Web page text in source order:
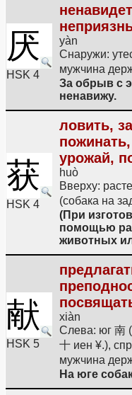
厌
HSK 4
yàn
Снаружи:
мужчина
За обрыв с
ненавижу.
获
HSK 4
ловить,
урожай,
huò
Вверху:
(собака на
(При
помощью
животных
献
HSK 5
xiàn
Слева: юг 南
十 иен ¥.),
мужчина
На юге